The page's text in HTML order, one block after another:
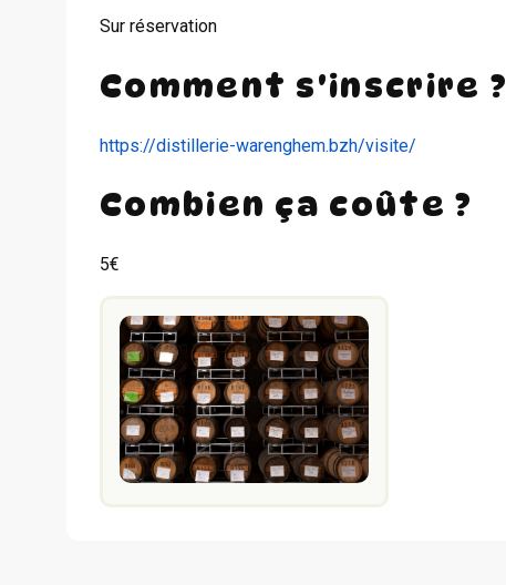
Sur réservation
Comment s'inscrire ?
https://distillerie-warenghem.bzh/visite/
Combien ça coûte ?
5€